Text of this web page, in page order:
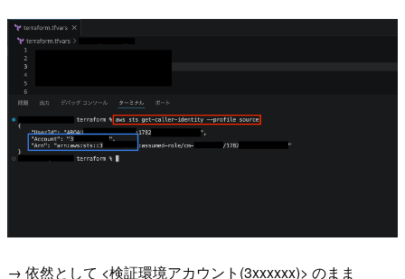
→ 依然として <検証環境アカウント(3xxxxxx)> のまま